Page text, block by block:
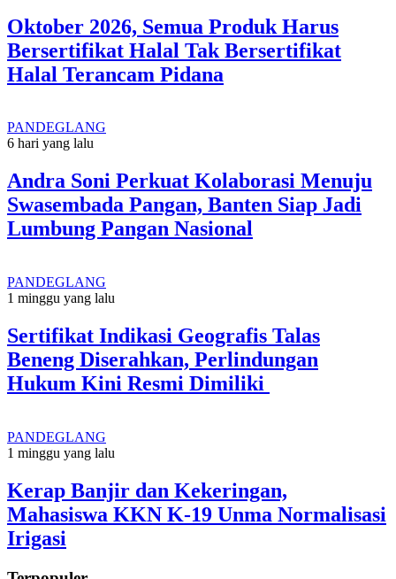
Oktober 2026, Semua Produk Harus
Bersertifikat Halal Tak Bersertifikat
Halal Terancam Pidana
PANDEGLANG
6 hari yang lalu
Andra Soni Perkuat Kolaborasi Menuju
Swasembada Pangan, Banten Siap Jadi
Lumbung Pangan Nasional
PANDEGLANG
1 minggu yang lalu
Sertifikat Indikasi Geografis Talas
Beneng Diserahkan, Perlindungan
Hukum Kini Resmi Dimiliki
PANDEGLANG
1 minggu yang lalu
Kerap Banjir dan Kekeringan,
Mahasiswa KKN K-19 Unma Normalisasi
Irigasi